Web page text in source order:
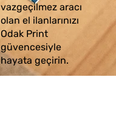
vazgeçilmez aracı
olan el ilanlarınızı
Odak Print
güvencesiyle
hayata geçirin.